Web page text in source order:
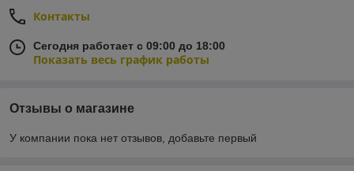
Контакты
Сегодня работает с 09:00 до 18:00
Показать весь график работы
Отзывы о магазине
У компании пока нет отзывов, добавьте первый